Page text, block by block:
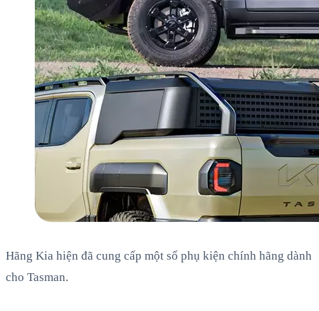
Hãng Kia hiện đã cung cấp một số phụ kiện chính hãng dành
cho Tasman.